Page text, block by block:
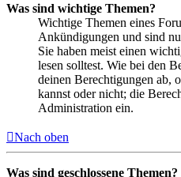
Was sind wichtige Themen?
Wichtige Themen eines
Ankündigungen und sind
Sie haben meist einen
lesen solltest. Wie bei den
deinen Berechtigungen ab,
kannst oder nicht; die
Administration ein.
Nach oben
Was sind geschlossene Themen?